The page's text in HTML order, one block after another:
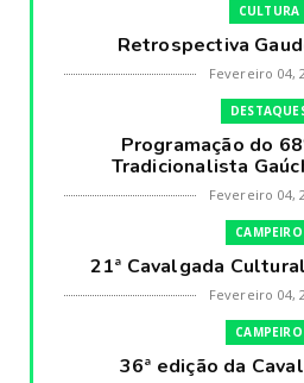
CULTURA
Retrospectiva
Fevereiro 04,
Programação do
Tradicionalista
Fevereiro 04,
CAMPEIRO
21ª Cavalgada
Fevereiro 04,
CAMPEIRO
36ª edição da